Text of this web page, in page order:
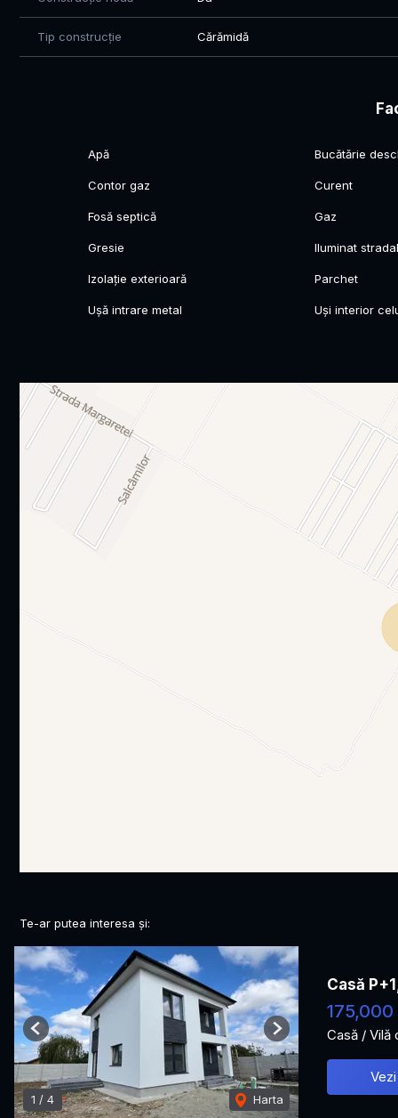
3 tipuri de case pentru a acoperi toate necesitățile
1) Parter: 2 dormitoare + 2 bai
maxim 60 luni (5 ani).
Tip construcție Cărămidă
Apă Bucătărie
Contor gaz Curent
Fosă septică Gaz
Gresie Iluminat stradal
Izolație exterioară Parchet
Ușă intrare metal Uși interior
Te-ar putea interesa și:
1 / 4 Harta
Previous Next
Casă
175,000
Casă / Vilă